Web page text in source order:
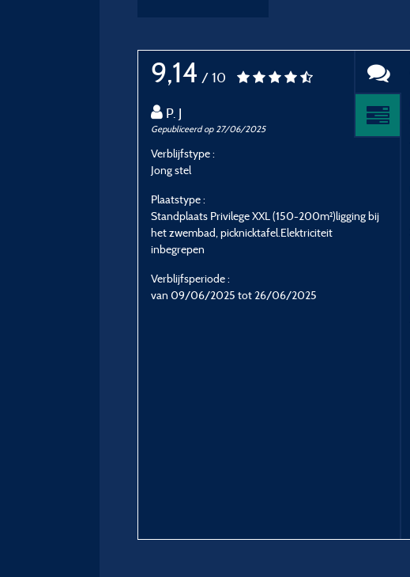
9,14 / 10
P. J
Gepubliceerd op 27/06/2025
Verblijfstype :
Jong stel
Plaatstype :
Standplaats Privilege XXL (150-200m²)ligging bij
het zwembad, picknicktafel.Elektriciteit
inbegrepen
Verblijfsperiode :
van 09/06/2025 tot 26/06/2025